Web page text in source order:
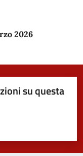
2026
su questa